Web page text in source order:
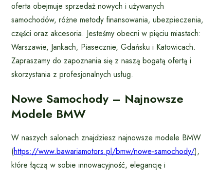
oferta obejmuje sprzedaż nowych i używanych
samochodów, różne metody finansowania, ubezpieczenia,
części oraz akcesoria. Jesteśmy obecni w pięciu miastach:
Warszawie, Jankach, Piasecznie, Gdańsku i Katowicach.
Zapraszamy do zapoznania się z naszą bogatą ofertą i
skorzystania z profesjonalnych usług.
Nowe Samochody – Najnowsze
Modele BMW
W naszych salonach znajdziesz najnowsze modele BMW
(https://www.bawariamotors.pl/bmw/nowe-samochody/),
które łączą w sobie innowacyjność, elegancję i